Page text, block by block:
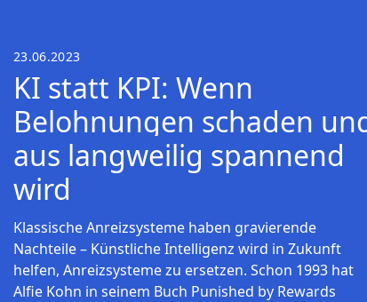
23.06.2023
KI statt KPI: Wenn
Belohnungen schaden
aus langweilig spannend
wird
Klassische Anreizsysteme haben gravierende
Nachteile – Künstliche Intelligenz wird in Zukunft
helfen, Anreizsysteme zu ersetzen. Schon 1993 hat
Alfie Kohn in seinem Buch Punished by Rewards